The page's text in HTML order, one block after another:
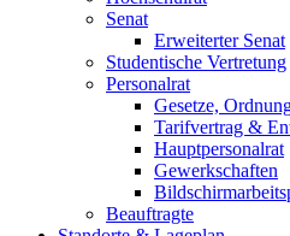
Senat
Erweiterter Senat
Studentische Vertretung
Personalrat
Gesetze,
Tarifvertrag &
Hauptpersonalrat
Gewerkschaften
Beauftragte